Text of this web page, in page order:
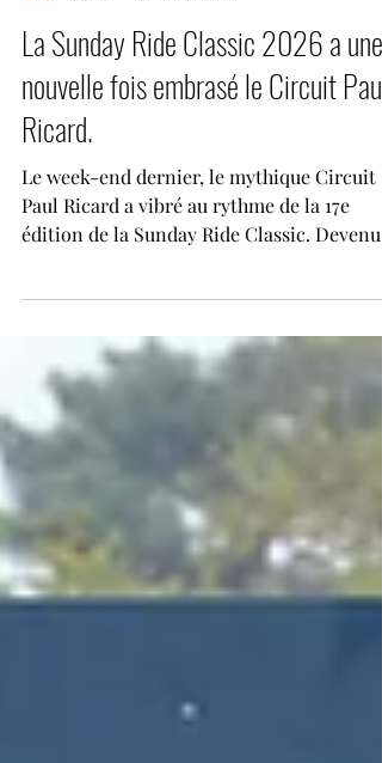
Alicia Quénard
18 mai
2 min de lecture
La Sunday Ride Classic 2026 a une
nouvelle fois embrasé le Circuit Paul
Ricard.
édition de la Sunday Ride Classic. Devenue
au fil des années l’un des plus grands
rendez-vous européens dédiés à la moto
historique, l’épreuve varoise a réuni des
décennies de compétition, de technologie
de passion mécanique. Pendant deux jours,
plus de 1 000 motos ont pris la piste du
Castellet, entre démonstrations, courses
sprint, endurance classiq